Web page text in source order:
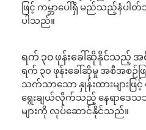
ဖြင့် ကမ္ဘာပေါ်ရှိ မည်သည့်နံပါ
ပါသည်။
ရက် ၃၀ ဖုန်းခေါ်ဆိုနိုင်သည့် အ
ရက် ၃၀ ဖုန်းခေါ်ဆိုမှု အစီအစဉ်
သက်သာသော နှုန်းထားများဖ
ရွေးချယ်လိုက်သည့် နေရာဒေသ
များကို လုပ်ဆောင်နိုင်သည်။